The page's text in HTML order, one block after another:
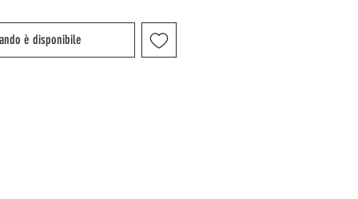
è disponibile